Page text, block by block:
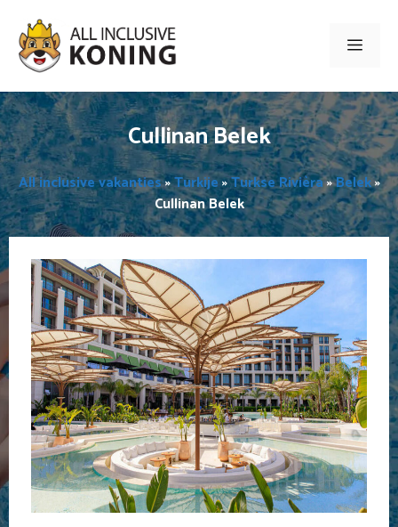
naar
inhoud
Menu
Cullinan Belek
All inclusive vakanties»Turkije»Turkse Rivièra»Belek»
Cullinan Belek